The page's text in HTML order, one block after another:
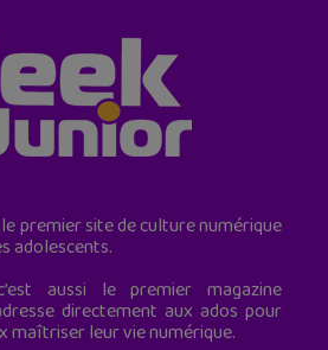
premier site de culture numérique
adolescents.
aussi le premier magazine
directement aux ados pour
maîtriser leur vie numérique.